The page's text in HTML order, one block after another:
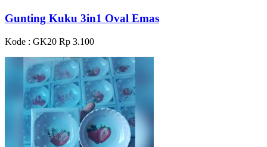
Gunting Kuku 3in1 Oval Emas
Kode : GK20 Rp 3.100